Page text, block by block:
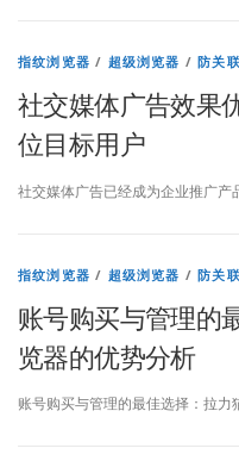
管
理
多
个
号
,
开
拓
指纹浏览器 / 超级浏览器 /防关
社交媒体广告效果
位目标用户
社交媒体广告已经成为企业推广
指纹浏览器 / 超级浏览器 /防关
账号购买与管理的
览器的优势分析
账号购买与管理的最佳选择：拉